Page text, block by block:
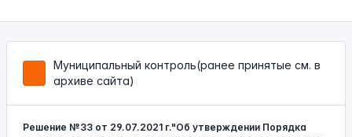
Муниципальный контроль(ранее принятые см. в
архиве сайта)
Решение №33 от 29.07.2021 г."Об утверждении Порядка